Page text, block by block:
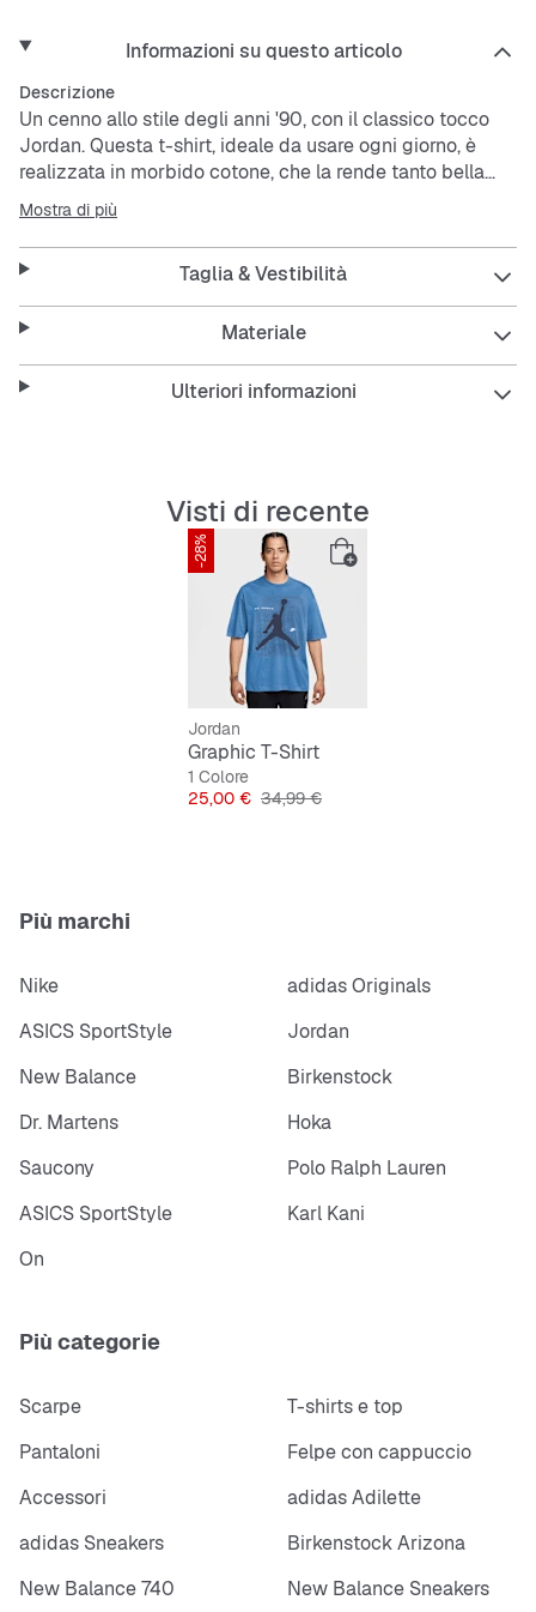
Informazioni su questo articolo
Descrizione
Un cenno allo stile degli anni '90, con il classico tocco
Jordan. Questa t-shirt, ideale da usare ogni giorno, è
realizzata in morbido cotone, che la rende tanto bella
quanto confortevole.
Mostra di più
Taglia & Vestibilità
Materiale
Ulteriori informazioni
Visti di recente
-28%
Jordan
Graphic T-Shirt
1 Colore
Prezzo
25,00 € Prezzo originale
34,99 €
Più marchi
Nike
adidas Originals
ASICS SportStyle
Jordan
New Balance
Birkenstock
Dr. Martens
Hoka
Saucony
Polo Ralph Lauren
ASICS SportStyle
Karl Kani
On
Più categorie
Scarpe
T-shirts e top
Pantaloni
Felpe con cappuccio
Accessori
adidas Adilette
adidas Sneakers
Birkenstock Arizona
New Balance 740
New Balance Sneakers